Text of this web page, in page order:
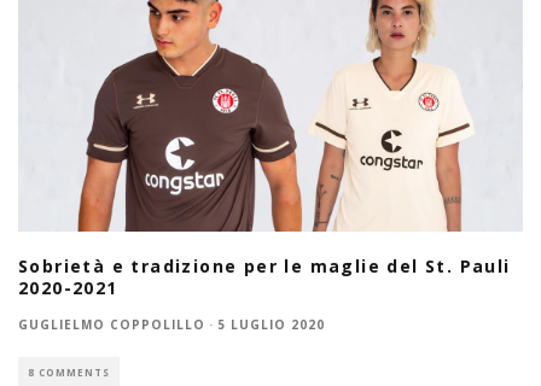
Sobrietà e tradizione per le maglie del St. Pauli
2020-2021
GUGLIELMO COPPOLILLO · 5 LUGLIO 2020
8 COMMENTS